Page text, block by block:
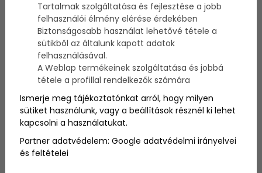
Táskatartó
Szerintem minden családban megvan az a probléma,
Tartalmak szolgáltatása és fejlesztése a jobb
felhasználói élmény elérése érdekében
Biztonságosabb használat lehetővé tétele a
sütikből az általunk kapott adatok
felhasználásával.
A Weblap termékeinek szolgáltatása és jobbá
tétele a profillal rendelkezők számára
Ismerje meg tájékoztatónkat arról, hogy milyen
sütiket használunk, vagy a beállítások résznél ki lehet
kapcsolni a használatukat.
Partner adatvédelem: Google adatvédelmi irányelvei
és feltételei